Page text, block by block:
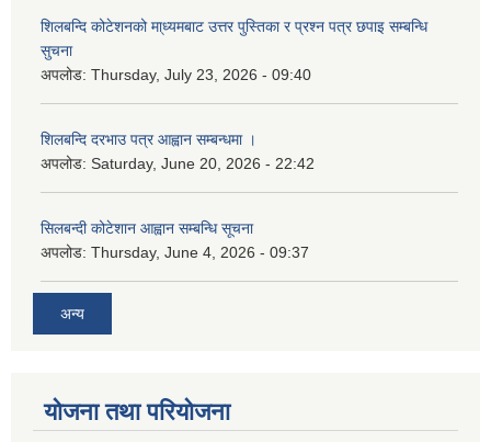
शिलबन्दि कोटेशनको मा्ध्यमबाट उत्तर पुस्तिका र प्रश्न पत्र छपाइ सम्बन्धि
सुचना
अपलोड: Thursday, July 23, 2026 - 09:40
शिलबन्दि दरभाउ पत्र आह्वान सम्बन्धमा ।
अपलोड: Saturday, June 20, 2026 - 22:42
सिलबन्दी कोटेशान आह्वान सम्बन्धि सूचना
अपलोड: Thursday, June 4, 2026 - 09:37
अन्य
योजना तथा परियोजना